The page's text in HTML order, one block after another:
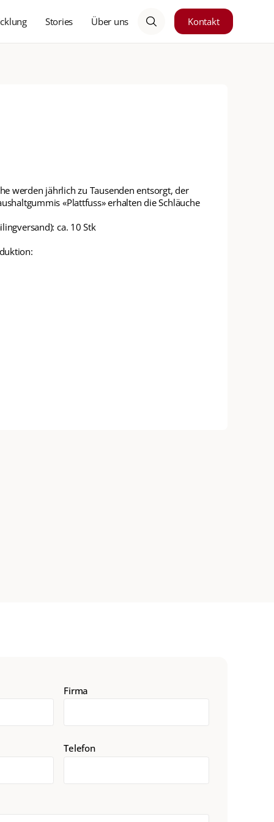
Stories Über uns Kontakt
werden jährlich zu Tausenden entsorgt, der
«Plattfuss» erhalten die Schläuche
ca. 10 Stk
Firma
Telefon